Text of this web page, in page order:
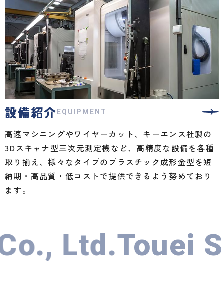
設備紹介EQUIPMENT
高速マシニングやワイヤーカット、キーエンス社製の
3Dスキャナ型三次元測定機など、高精度な設備を各種
取り揃え、様々なタイプのプラスチック成形金型を短
納期・高品質・低コストで提供できるよう努めており
ます。
Ltd.Touei